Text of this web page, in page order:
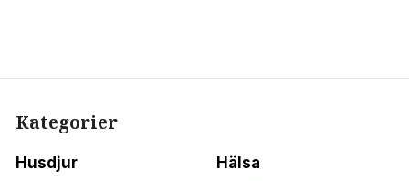
Kategorier
Husdjur Hälsa